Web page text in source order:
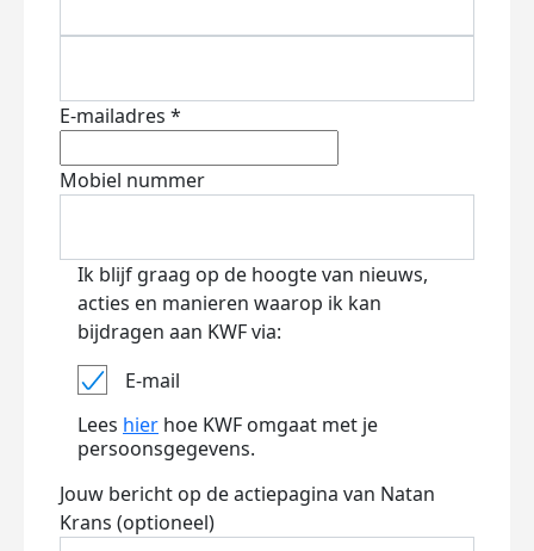
E-mailadres *
Mobiel nummer
Ik blijf graag op de hoogte van nieuws,
acties en manieren waarop ik kan
bijdragen aan KWF via:
E-mail
Lees hier hoe KWF omgaat met je
persoonsgegevens.
Jouw bericht op de actiepagina van Natan
Krans (optioneel)